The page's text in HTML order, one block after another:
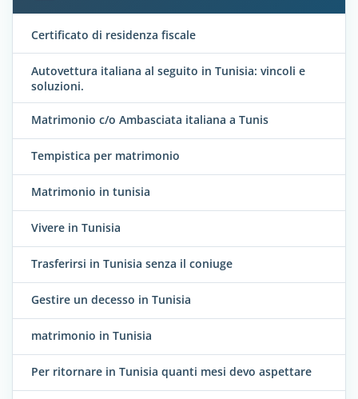
Certificato di residenza fiscale
Autovettura italiana al seguito in Tunisia: vincoli e
soluzioni.
Matrimonio c/o Ambasciata italiana a Tunis
Tempistica per matrimonio
Matrimonio in tunisia
Vivere in Tunisia
Trasferirsi in Tunisia senza il coniuge
Gestire un decesso in Tunisia
matrimonio in Tunisia
Per ritornare in Tunisia quanti mesi devo aspettare